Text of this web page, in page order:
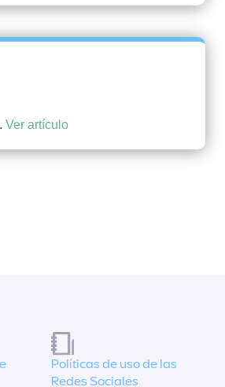
Ver artículo
Políticas de uso de las
Redes Sociales